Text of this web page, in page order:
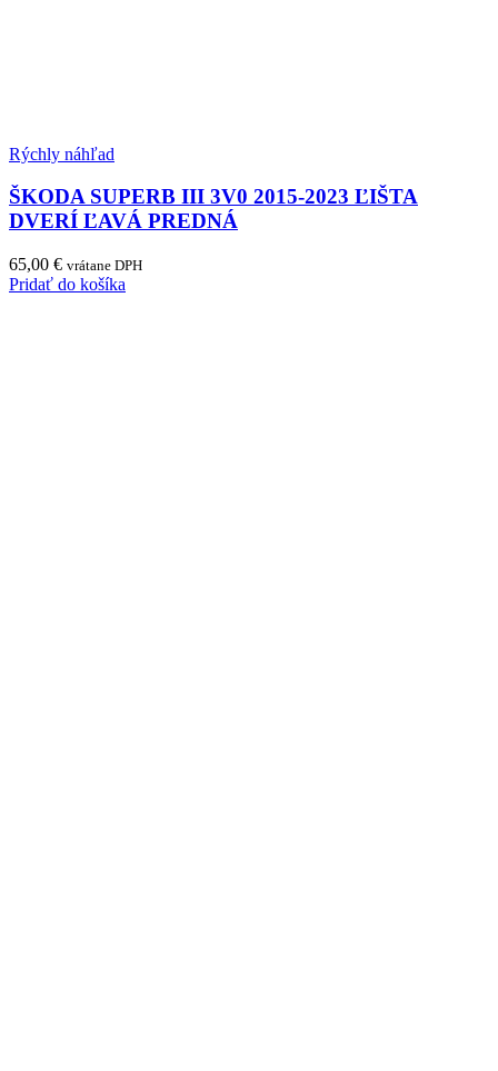
Rýchly náhľad
ŠKODA SUPERB III 3V0 2015-2023 ĽIŠTA
DVERÍ ĽAVÁ PREDNÁ
65,00 € vrátane DPH
Pridať do košíka